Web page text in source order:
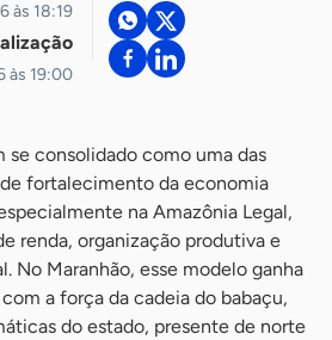
às 18:19
às 19:00
consolidado como uma das
fortalecimento da economia
na Amazônia Legal,
renda, organização produtiva e
No Maranhão, esse modelo ganha
a força da cadeia do babaçu,
do estado, presente de norte